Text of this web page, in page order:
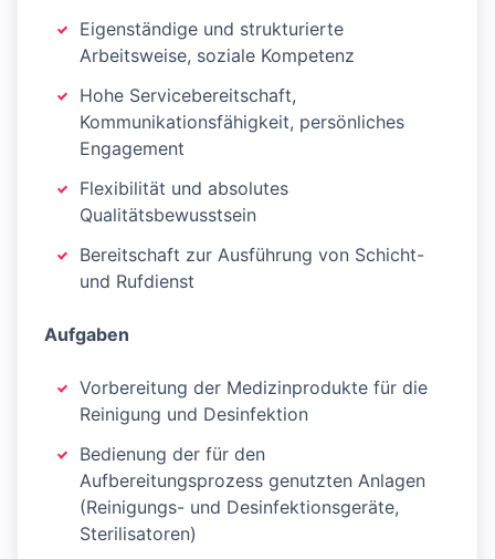
Eigenständige und strukturierte
Arbeitsweise, soziale Kompetenz
Hohe Servicebereitschaft,
Kommunikationsfähigkeit, persönliches
Engagement
Flexibilität und absolutes
Qualitätsbewusstsein
Bereitschaft zur Ausführung von Schicht-
und Rufdienst
Aufgaben
Vorbereitung der Medizinprodukte für die
Reinigung und Desinfektion
Bedienung der für den
Aufbereitungsprozess genutzten Anlagen
(Reinigungs- und Desinfektionsgeräte,
Sterilisatoren)